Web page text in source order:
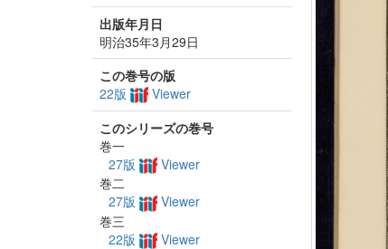
出版年月日
明治35年3月29日
この巻号の版
22版
Viewer
このシリーズの巻号
巻一
27版
Viewer
巻二
27版
Viewer
巻三
22版
Viewer